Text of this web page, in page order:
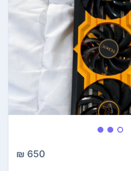
650 ₪